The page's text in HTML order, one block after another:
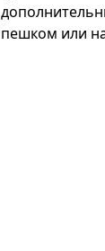
пешком или